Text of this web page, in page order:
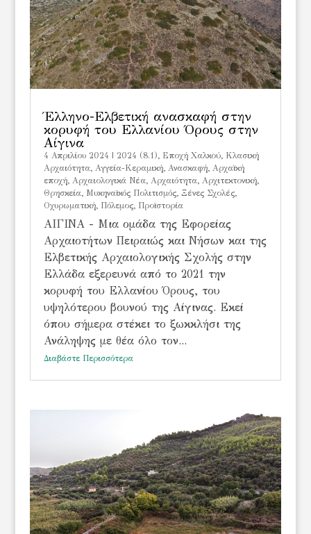
Έλληνο-Ελβετική ανασκαφή στην
κορυφή του Ελλανίου Όρους στην
Αίγινα
4 Απριλίου 2024 2024 (8.1), Eποχή Χαλκού, Kλασική
Αρχαιότητα, Αγγεία-Κεραμική, Ανασκαφή, Αρχαϊκή
εποχή, Αρχαιολογικά Νέα, Αρχαιότητα, Αρχιτεκτονική,
Θρησκεία, Μυκηναϊκός Πολιτισμός, Ξένες Σχολές,
Οχυρωματική, Πόλεμος, Προϊστορία
ΑΙΓΙΝΑ - Μια ομάδα της Εφορείας
Αρχαιοτήτων Πειραιώς και Νήσων και της
Ελβετικής Αρχαιολογικής Σχολής στην
Ελλάδα εξερευνά από το 2021 την
κορυφή του Ελλανίου Όρους, του
υψηλότερου βουνού της Αίγινας. Εκεί
όπου σήμερα στέκει το ξωκκλήσι της
Ανάληψης με θέα όλο τον...
Διαβάστε Περισσότερα